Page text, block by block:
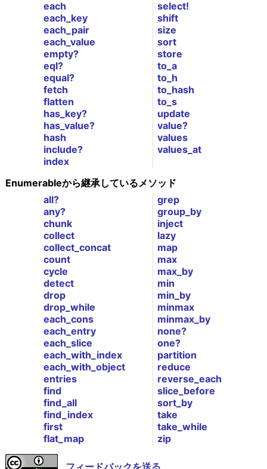
each
each_key
each_pair
each_value
empty?
eql?
equal?
fetch
flatten
has_key?
has_value?
hash
include?
index
select!
shift
size
sort
store
to_a
to_h
to_hash
to_s
update
value?
values
values_at
Enumerableから継承しているメソッド
all?
any?
chunk
collect
collect_concat
count
cycle
detect
drop
drop_while
each_cons
each_entry
each_slice
each_with_index
each_with_object
entries
find
find_all
find_index
first
flat_map
grep
group_by
inject
lazy
map
max
max_by
min
min_by
minmax
minmax_by
none?
one?
partition
reduce
reverse_each
slice_before
sort_by
take
take_while
zip